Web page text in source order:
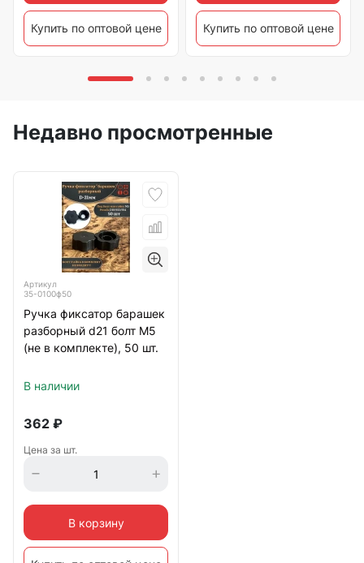
Купить по оптовой цене Купить по оптовой цене
Недавно просмотренные
Артикул
35-0100ф50
Ручка фиксатор барашек
разборный d21 болт М5
(не в комплекте), 50 шт.
В наличии
362 ₽
Цена за шт.
В корзину